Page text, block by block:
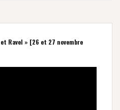
Ravel » [26 et 27 novembre